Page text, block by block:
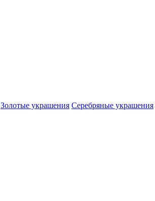
Золотые украшения Серебряные украшения